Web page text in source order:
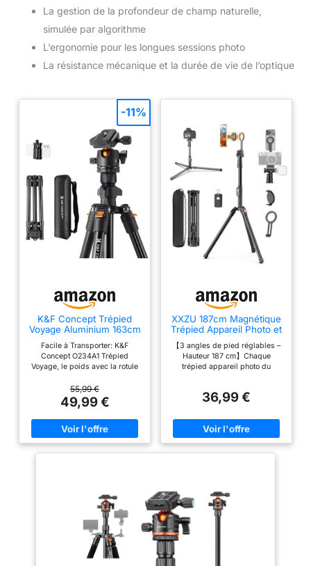
La gestion de la profondeur de champ naturelle,
simulée par algorithme
L’ergonomie pour les longues sessions photo
La résistance mécanique et la durée de vie de l’optique
K&F Concept Trépied
Voyage Aluminium 163cm
Facile à Transporter: K&F
Concept O234A1 Trépied
Voyage, le poids avec la rotule
pliable n'est que de 39cm. Très
léger et compact, il se glisse
facilement dans un sac de
transport, c'est un choix idéal
pour voyager. Livré avec un
support de téléphone. Stable &
stable de l'appareil photo.Un
crochet de ressort pour
accrocher le poids
supplémentaire,ce qui
augmente encore la stabilité du
trépied professionnel. Hauteur
55,99 €
49,99 €
-11%
XXZU 187cm Magnétique
Trépied Appareil Photo et
Télécommande
【3 angles de pied réglables –
Hauteur 187 cm】Chaque
trépied appareil photo du
hauteur, avec 3 options d'angle
stabilité exceptionnelle même
sur les surfaces irrégulières. Ce
trépied smartphone atteint une
puissante – Compatible avec
tous les smartphones】Ce
trepied pour iphone est livré
avec un support de téléphone
magnétique. La puissante force
assure une connexion stable du
36,99 €